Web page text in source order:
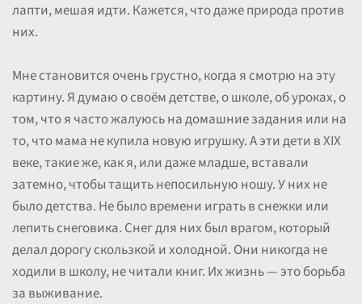
лапти, мешая идти. Кажется, что даже природа против
них.
Мне становится очень грустно, когда я смотрю на эту
картину. Я думаю о своём детстве, о школе, об уроках, о
том, что я часто жалуюсь на домашние задания или на
то, что мама не купила новую игрушку. А эти дети в XIX
веке, такие же, как я, или даже младше, вставали
затемно, чтобы тащить непосильную ношу. У них не
было детства. Не было времени играть в снежки или
лепить снеговика. Снег для них был врагом, который
делал дорогу скользкой и холодной. Они никогда не
ходили в школу, не читали книг. Их жизнь — это борьба
за выживание.